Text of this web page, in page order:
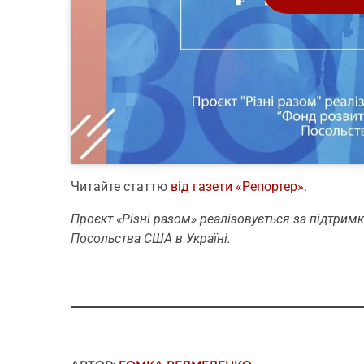
Читайте статтю від газети «Репортер».
Проєкт «Різні разом» реалізовується за
Посольства США в Україні.